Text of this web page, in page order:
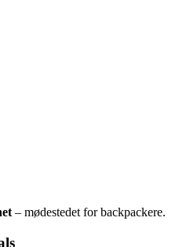
– mødestedet for backpackere.